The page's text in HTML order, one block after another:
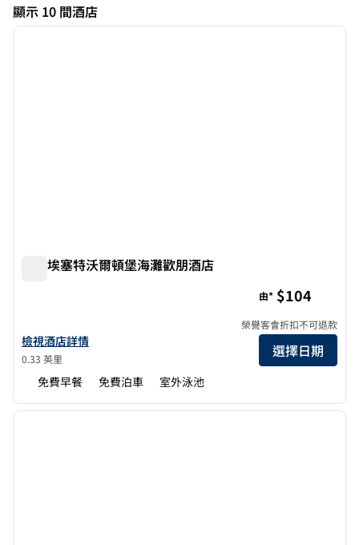
顯示 10 間酒店
顯示 10 間酒店
第 1 頁，共 12 頁
下一
瑪麗埃塞特沃爾頓堡海灘歡朋酒店
查看瑪麗埃斯特-沃爾頓堡海灘希爾頓歡朋酒店詳情
檢視酒店詳情
0.33 英里
由* $104
榮譽客會折扣不可退款
選擇日期
免費早餐 免費泊車 室外泳池
1/12
第 1 頁，共 12 頁
下一